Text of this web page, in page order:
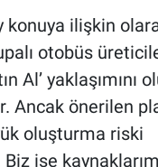
konuya ilişkin
otobüs
Al’ yaklaşımını
Ancak önerilen
oluşturma riski
ise